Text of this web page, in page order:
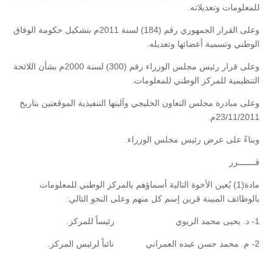
للمعلومات وتعديلاته.
وعلى القرار الجمهوري رقم (184) لسنة 2011م بتشكيل حكومة الوفاق
الوطني وتسمية أعضائها وتعديله.
وعلى قرار رئيس مجلس الوزراء رقم (300) لسنة 2000م بشأن اللائحة
التنظيمية للمركز الوطني للمعلومات.
وعلى مبادرة مجلس التعاون الخليجي وآليتها التنفيذية الموقعتين بتاريخ
23/11/2011م.
وبناءً على عرض رئيس مجلس الوزراء.
قـــــــرر
مادة(1) يُعين الأخوة التالية أسماؤهم بالمركز الوطني للمعلومات
بالوظائف المبينة قرين إسم كل منهم وعلى النحو التالي:
1- د. يحيى محمد الريوي رئيساً للمركز.
2- م. محمد حسن عبده العمراني نائباً لرئيس المركز.